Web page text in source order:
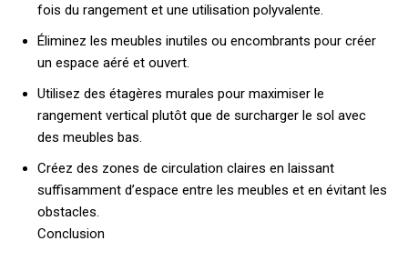
fois du rangement et une utilisation polyvalente.
Éliminez les meubles inutiles ou encombrants pour créer
un espace aéré et ouvert.
Utilisez des étagères murales pour maximiser le
rangement vertical plutôt que de surcharger le sol avec
des meubles bas.
Créez des zones de circulation claires en laissant
suffisamment d’espace entre les meubles et en évitant les
obstacles.
Conclusion